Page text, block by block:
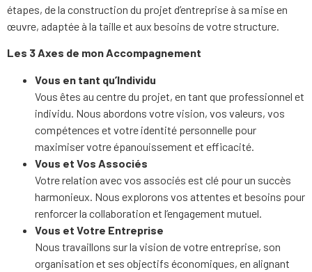
étapes, de la construction du projet d’entreprise à sa mise en
œuvre, adaptée à la taille et aux besoins de votre structure.
Les 3 Axes de mon Accompagnement
Vous en tant qu’Individu
Vous êtes au centre du projet, en tant que professionnel et
individu. Nous abordons votre vision, vos valeurs, vos
compétences et votre identité personnelle pour
maximiser votre épanouissement et efficacité.
Vous et Vos Associés
Votre relation avec vos associés est clé pour un succès
harmonieux. Nous explorons vos attentes et besoins pour
renforcer la collaboration et l’engagement mutuel.
Vous et Votre Entreprise
Nous travaillons sur la vision de votre entreprise, son
organisation et ses objectifs économiques, en alignant